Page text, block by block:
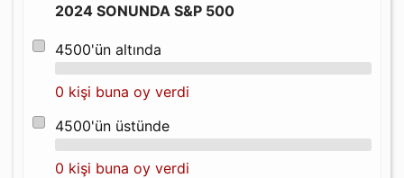
2024 SONUNDA S&P 500
4500'ün altında
0 kişi buna oy verdi
4500'ün üstünde
0 kişi buna oy verdi